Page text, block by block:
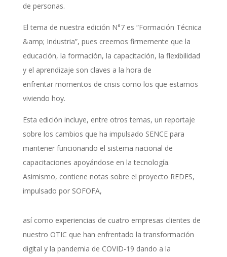
de personas.
El tema de nuestra edición N°7 es “Formación Técnica
&amp; Industria”, pues creemos firmemente que la
educación, la formación, la capacitación, la flexibilidad
y el aprendizaje son claves a la hora de
enfrentar momentos de crisis como los que estamos
viviendo hoy.
Esta edición incluye, entre otros temas, un reportaje
sobre los cambios que ha impulsado SENCE para
mantener funcionando el sistema nacional de
capacitaciones apoyándose en la tecnología.
Asimismo, contiene notas sobre el proyecto REDES,
impulsado por SOFOFA,
así como experiencias de cuatro empresas clientes de
nuestro OTIC que han enfrentado la transformación
digital y la pandemia de COVID-19 dando a la